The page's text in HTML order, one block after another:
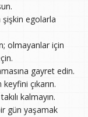
şişkin egolarla
olmayanlar için
gayret edin.
çıkarın.
kalmayın.
gün yaşamak